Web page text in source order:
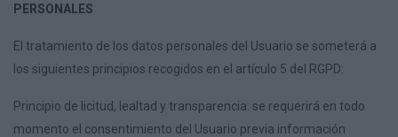
PERSONALES
El tratamiento de los datos personales del Usuario se someterá a
los siguientes principios recogidos en el artículo 5 del RGPD:
Principio de licitud, lealtad y transparencia: se requerirá en todo
momento el consentimiento del Usuario previa información